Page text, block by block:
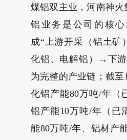
煤铝双主业，河南神火
铝业务是公司的核
成“上游开采（铝土
化铝、电解铝）→下
为完整的产业链；截至
化铝产能80万吨/年（
铝产能10万吨/年（已
能80万吨/年、铝材产